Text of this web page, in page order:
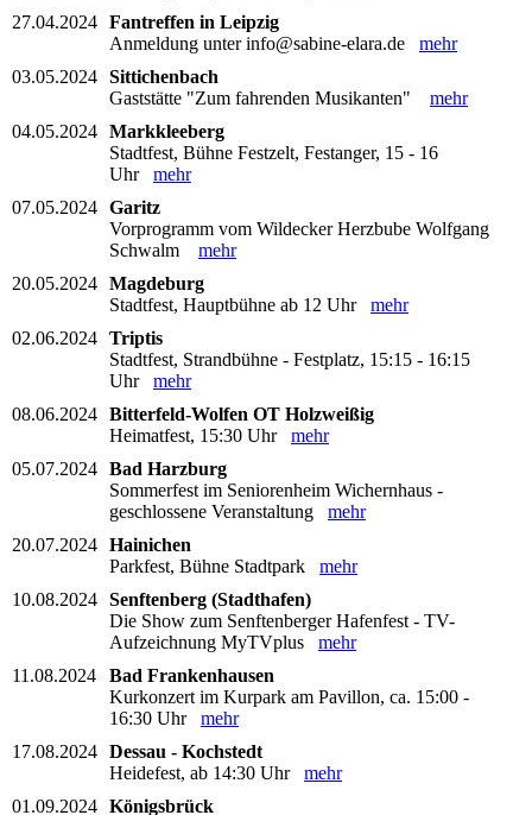
27.04.2024 Fantreffen in Leipzig
Anmeldung unter info@sabine-elara.de mehr
03.05.2024 Sittichenbach
Gaststätte "Zum fahrenden Musikanten" mehr
04.05.2024 Markkleeberg
Stadtfest, Bühne Festzelt, Festanger, 15 - 16
Uhr mehr
07.05.2024 Garitz
Vorprogramm vom Wildecker Herzbube Wolfgang
Schwalm mehr
20.05.2024 Magdeburg
Stadtfest, Hauptbühne ab 12 Uhr mehr
02.06.2024 Triptis
Stadtfest, Strandbühne - Festplatz, 15:15 - 16:15
Uhr mehr
08.06.2024 Bitterfeld-Wolfen OT Holzweißig
Heimatfest, 15:30 Uhr mehr
05.07.2024 Bad Harzburg
Sommerfest im Seniorenheim Wichernhaus -
geschlossene Veranstaltung mehr
20.07.2024 Hainichen
Parkfest, Bühne Stadtpark mehr
10.08.2024 Senftenberg (Stadthafen)
Die Show zum Senftenberger Hafenfest - TV-
Aufzeichnung MyTVplus mehr
11.08.2024
Bad Frankenhausen
Kurkonzert im Kurpark am Pavillon, ca. 15:00 -
16:30 Uhr mehr
17.08.2024 Dessau - Kochstedt
Heidefest, ab 14:30 Uhr mehr
01.09.2024 Königsbrück